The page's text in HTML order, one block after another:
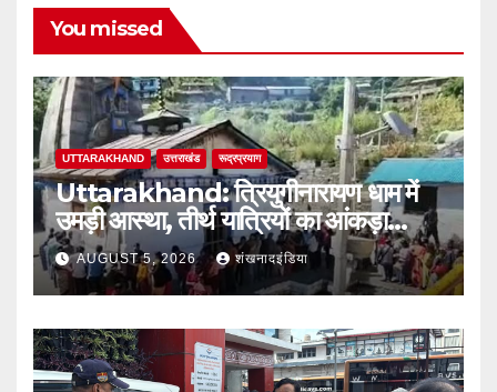
You missed
UTTARAKHAND उत्तराखंड रूद्रप्रयाग
Uttarakhand: त्रियुगीनारायण धाम में
उमड़ी आस्था, तीर्थ यात्रियों का आंकड़ा
2.32 लाख के पार
AUGUST 5, 2026 शंखनादइंडिया